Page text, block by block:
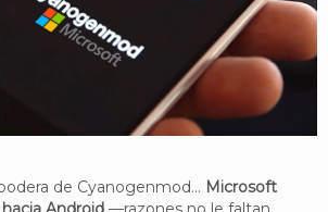
de Cyanogenmod... Microsoft